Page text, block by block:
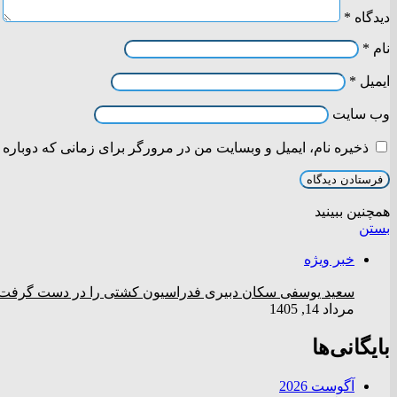
دیدگاه *
نام *
ایمیل *
وب‌ سایت
ذخیره نام، ایمیل و وبسایت من در مرورگر برای زمانی که
همچنین ببینید
بستن
خبر ویژه
سعید یوسفی سکان دبیری فدراسیون کشتی را در دست
مرداد 14, 1405
بایگانی‌ها
آگوست 2026